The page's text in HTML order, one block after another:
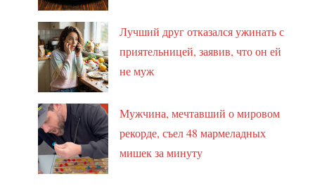
Лучший друг отказался ужинать с
приятельницей, заявив, что он ей
не муж
Мужчина, мечтавший о мировом
рекорде, съел 48 мармеладных
мишек за минуту